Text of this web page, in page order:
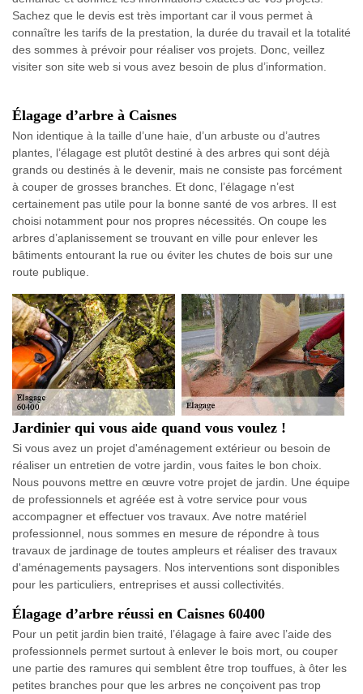
Sachez que le devis est très important car il vous permet à
connaître les tarifs de la prestation, la durée du travail et la totalité
des sommes à prévoir pour réaliser vos projets. Donc, veillez
visiter son site web si vous avez besoin de plus d’information.
Élagage d’arbre à Caisnes
Non identique à la taille d’une haie, d’un arbuste ou d’autres
plantes, l’élagage est plutôt destiné à des arbres qui sont déjà
grands ou destinés à le devenir, mais ne consiste pas forcément
à couper de grosses branches. Et donc, l’élagage n’est
certainement pas utile pour la bonne santé de vos arbres. Il est
choisi notamment pour nos propres nécessités. On coupe les
arbres d’aplanissement se trouvant en ville pour enlever les
bâtiments entourant la rue ou éviter les chutes de bois sur une
route publique.
Jardinier qui vous aide quand vous voulez !
Si vous avez un projet d'aménagement extérieur ou besoin de
réaliser un entretien de votre jardin, vous faites le bon choix.
Nous pouvons mettre en œuvre votre projet de jardin. Une équipe
de professionnels et agréée est à votre service pour vous
accompagner et effectuer vos travaux. Ave notre matériel
professionnel, nous sommes en mesure de répondre à tous
travaux de jardinage de toutes ampleurs et réaliser des travaux
d'aménagements paysagers. Nos interventions sont disponibles
pour les particuliers, entreprises et aussi collectivités.
Élagage d’arbre réussi en Caisnes 60400
Pour un petit jardin bien traité, l’élagage à faire avec l’aide des
professionnels permet surtout à enlever le bois mort, ou couper
une partie des ramures qui semblent être trop touffues, à ôter les
petites branches pour que les arbres ne conçoivent pas trop